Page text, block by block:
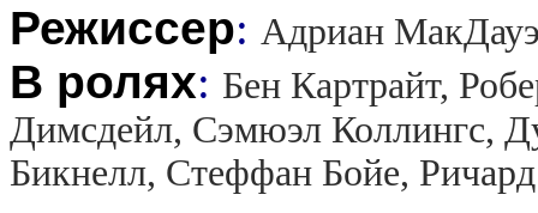
Режиссер: Адриан
В ролях: Бен Картрайт,
Димсдейл, Сэмюэл Коллингс,
Бикнелл, Стеффан Бойе,